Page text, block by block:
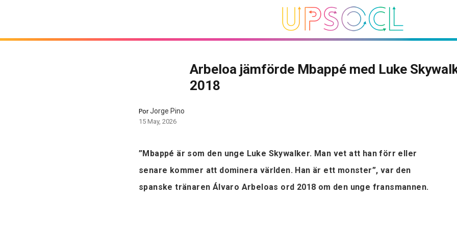
Arbeloa jämförde Mbappé med Luke
2018
PorJorge Pino
15 May, 2026
”Mbappé är som den unge Luke Skywalker. Man vet att han förr eller
senare kommer att dominera världen. Han är ett monster”, var den
spanske tränaren Álvaro Arbeloas ord 2018 om den unge fransmannen.